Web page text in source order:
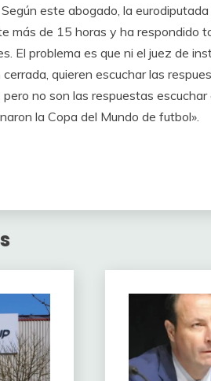
este abogado, la
más de 15 horas y ha respondido
El problema es que ni el juez de
quieren escuchar las
no son las respuestas escuchar
la Copa del Mundo de futbol».